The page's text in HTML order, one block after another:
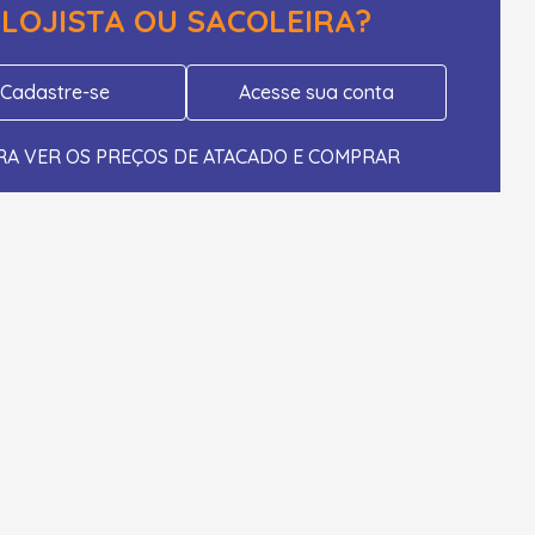
LOJISTA OU SACOLEIRA?
Cadastre-se Acesse sua conta
VER OS PREÇOS DE ATACADO E COMPRAR